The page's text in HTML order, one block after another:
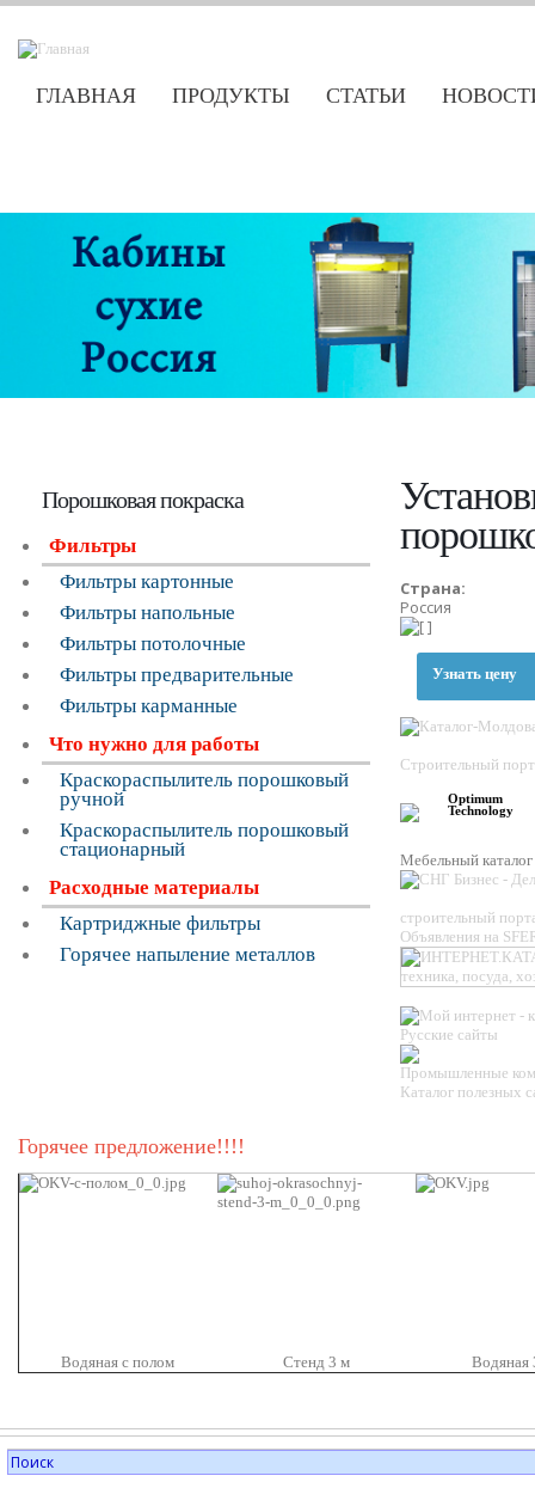
ГЛАВНАЯ ПРОДУКТЫ СТАТЬИ
Порошковая покраска
Фильтры
Фильтры картонные
Фильтры напольные
Фильтры потолочные
Фильтры предварительные
Фильтры карманные
Что нужно для работы
Краскораспылитель порошковый
ручной
Краскораспылитель порошковый
стационарный
Расходные материалы
Картриджные фильтры
Горячее напыление металлов
Страна:
Россия
Узнать цену
Строительный
Optimum
Technology
Мебельный каталог
строительный
Объявления на
Русские сайты
Промышленные
Каталог полезных
Горячее предложение!!!!
Водяная с полом Стенд 3 м Водяная